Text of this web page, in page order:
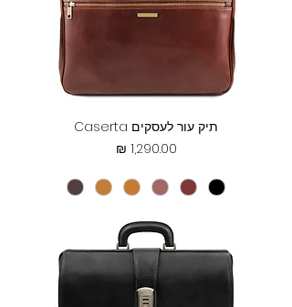
תיק עור לעסקים Caserta
מחיר